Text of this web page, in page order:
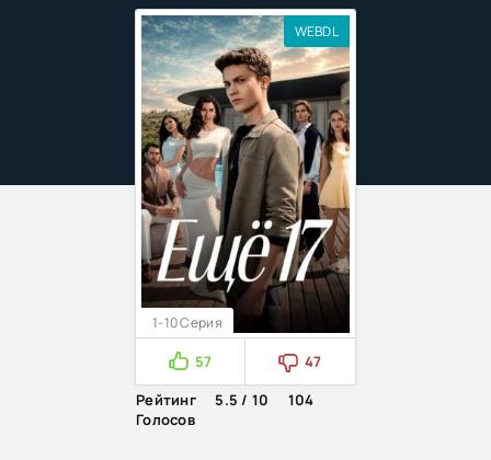
WEBDL
1-10 Серия
57
47
Рейтинг
5.5 / 10
104
Голосов